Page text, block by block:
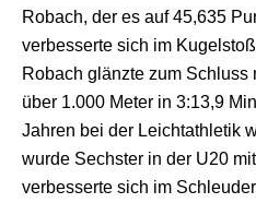
Robach, der es auf 45,635
verbesserte sich im
Robach glänzte zum Schluss
über 1.000 Meter in 3:13,9
Jahren bei der Leichtathletik
wurde Sechster in der U20
verbesserte sich im